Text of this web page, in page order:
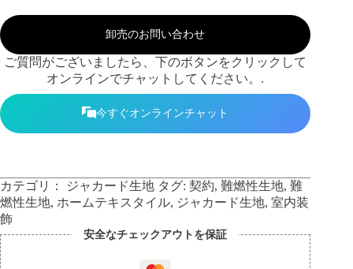
卸売のお問い合わせ
ご質問がございましたら、下のボタンをクリックして
オンラインでチャットしてください。.
今すぐオンラインチャット
カテゴリ： ジャカード生地 タグ: 契約, 難燃性生地, 難
燃性生地, ホームテキスタイル, ジャカード生地, 室内装
飾
安全なチェックアウトを保証